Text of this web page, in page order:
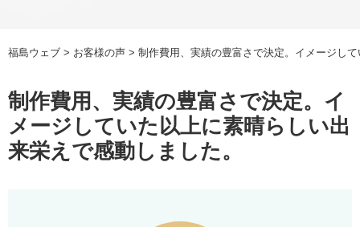
福島ウェブ > お客様の声 > 制作費用、実績の豊富さで決定。イメージし
制作費用、実績の豊富さで決定。イ
メージしていた以上に素晴らしい出
来栄えで感動しました。